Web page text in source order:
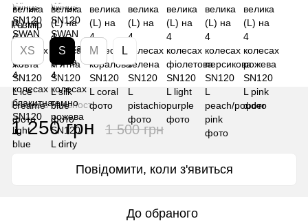
Розмір
XS S M L
Немає в наявності
1 250 грн 1 500 грн
Повідомити, коли з'явиться
До обраного